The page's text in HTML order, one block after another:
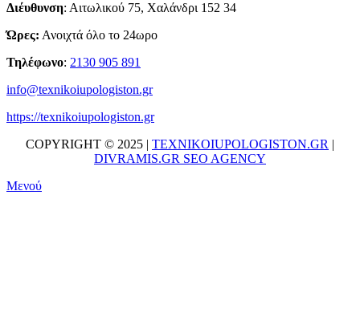
Διέυθυνση: Αιτωλικού 75, Χαλάνδρι 152 34
Ώρες: Ανοιχτά όλο το 24ωρο
Τηλέφωνο: 2130 905 891
info@texnikoiupologiston.gr
https://texnikoiupologiston.gr
COPYRIGHT © 2025 | TEXNIKOIUPOLOGISTON.GR |
DIVRAMIS.GR SEO AGENCY
Μενού